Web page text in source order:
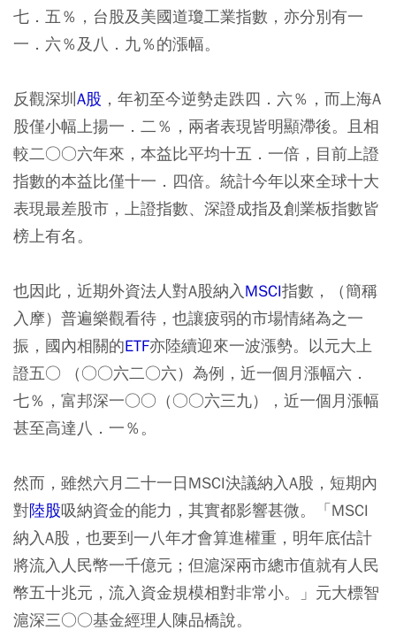
七．五％，台股及美國道瓊工業指數，亦分別有一
一．六％及八．九％的漲幅。
反觀深圳A股 ，年初至今逆勢走跌四．六％，而上海A
股僅小幅上揚一．二％，兩者表現皆明顯滯後。且相
較二○○六年來，本益比平均十五．一倍，目前上證
指數的本益比僅十一．四倍。統計今年以來全球十大
表現最差股市，上證指數、深證成指及創業板指數皆
榜上有名。
也因此，近期外資法人對A股納入MSCI指數，（簡稱
入摩）普遍樂觀看待，也讓疲弱的市場情緒為之一
振，國內相關的ETF亦陸續迎來一波漲勢。以元大上
證五○ （○○六二○六）為例，近一個月漲幅六．
七％，富邦深一○○（○○六三九），近一個月漲幅
甚至高達八．一％。
然而，雖然六月二十一日MSCI決議納入A股，短期內
對陸股吸納資金的能力，其實都影響甚微。「MSCI
納入A股，也要到一八年才會算進權重，明年底估計
將流入人民幣一千億元；但滬深兩市總市值就有人民
幣五十兆元，流入資金規模相對非常小。」元大標智
滬深三○○基金經理人陳品橋說。